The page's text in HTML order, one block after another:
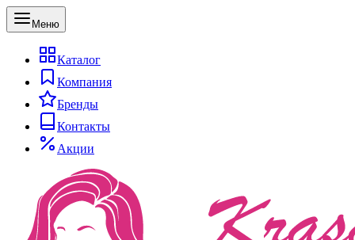
Меню
Каталог
Компания
Бренды
Контакты
Акции